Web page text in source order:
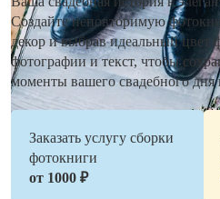
Создайте неповторимую
декор и выбрав идеальный цвет
фотографии и текст, чтобы
моменты вашего свадебного дня
Заказать услугу сборки
фотокниги
от 1000 ₽